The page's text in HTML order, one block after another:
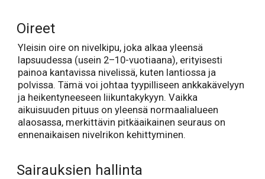
Oireet
Yleisin oire on nivelkipu, joka alkaa yleensä
lapsuudessa (usein 2–10-vuotiaana), erityisesti
painoa kantavissa nivelissä, kuten lantiossa ja
polvissa. Tämä voi johtaa tyypilliseen ankkakävelyyn
ja heikentyneeseen liikuntakykyyn. Vaikka
aikuisuuden pituus on yleensä normaalialueen
alaosassa, merkittävin pitkäaikainen seuraus on
ennenaikaisen nivelrikon kehittyminen.
Sairauksien hallinta